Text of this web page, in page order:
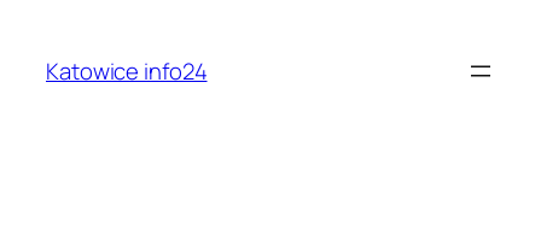
treściKatowice info24